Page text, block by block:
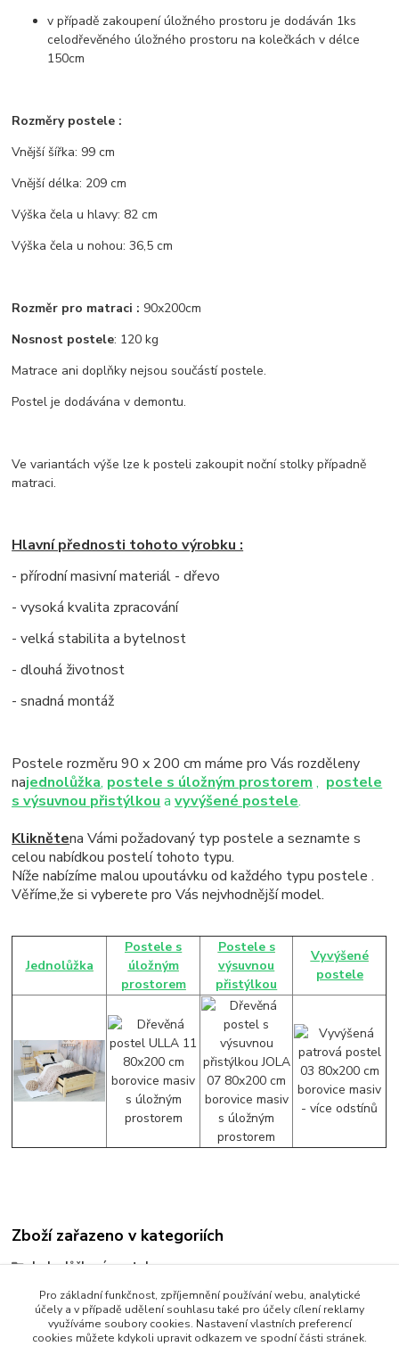
v případě zakoupení úložného prostoru je dodáván 1ks
celodřevěného úložného prostoru na kolečkách v délce
150cm
Rozměry postele :
Vnější šířka: 99 cm
Vnější délka: 209 cm
Výška čela u hlavy: 82 cm
Výška čela u nohou: 36,5 cm
Rozměr pro matraci : 90x200cm
Nosnost postele: 120 kg
Matrace ani doplňky nejsou součástí postele.
Postel je dodávána v demontu.
Ve variantách výše lze k posteli zakoupit noční stolky případně
matraci.
Hlavní přednosti tohoto výrobku :
- přírodní masivní materiál - dřevo
- vysoká kvalita zpracování
- velká stabilita a bytelnost
- dlouhá životnost
- snadná montáž
Postele rozměru 90 x 200 cm máme pro Vás rozděleny
najednolůžka, postele s úložným prostorem, postele
s výsuvnou přistýlkouavyvýšené postele.
Kliknětena Vámi požadovaný typ postele a seznamte s
celou nabídkou postelí tohoto typu.
Níže nabízíme malou upoutávku od každého typu postele .
Věříme,že si vyberete pro Vás nejvhodnější model.
Jednolůžka
Postele s
úložným
prostorem
Postele s
výsuvnou
přistýlkou
Vyvýšené
postele
Zboží zařazeno v kategoriích
Jednolůžkové postele
Postele 90 x 200 cm
Postel 90x200 cm
Pro základní funkčnost, zpříjemnění používání webu, analytické
účely a v případě udělení souhlasu také pro účely cílení reklamy
využíváme soubory cookies. Nastavení vlastních preferencí
cookies můžete kdykoli upravit odkazem ve spodní části stránek.